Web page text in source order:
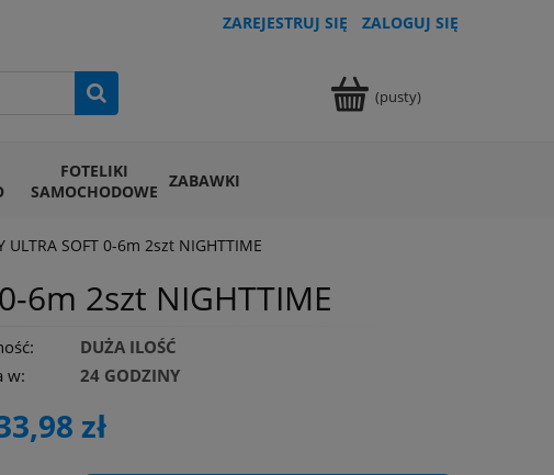
ZAREJESTRUJ SIĘ ZALOGUJ SIĘ
(pusty)
FOTELIKI
SAMOCHODOWE ZABAWKI
ULTRA SOFT 0-6m 2szt NIGHTTIME
0-6m 2szt NIGHTTIME
DUŻA ILOŚĆ
w:
24 GODZINY
zł